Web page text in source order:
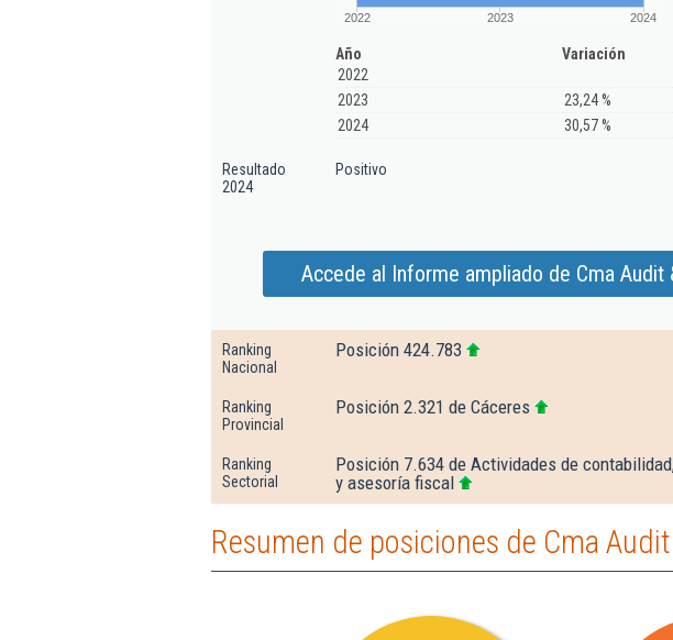
2022 2023 2024
Año
Variación
2022
2023
23,24 %
2024
30,57 %
Resultado
2024
Positivo
Accede al Informe ampliado de Cma Audit
Ranking
Nacional
Posición 424.783
Ranking
Provincial
Posición 2.321 de Cáceres
Ranking
Sectorial
Posición 7.634 de Actividades de
y asesoría fiscal
Resumen de posiciones de Cma